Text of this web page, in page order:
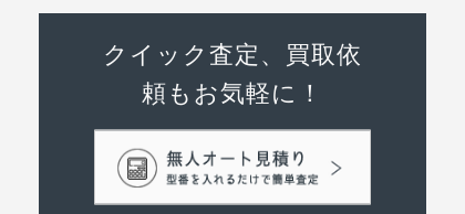
クイック査定、買取依
頼もお気軽に！